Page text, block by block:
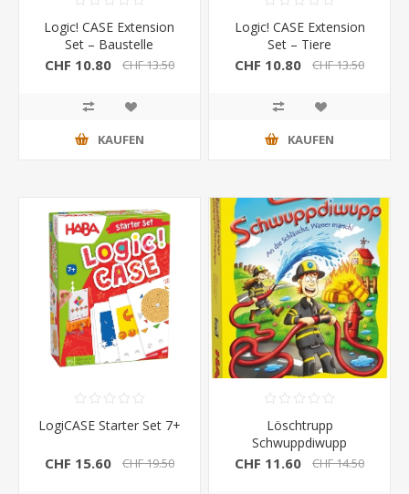
Logic! CASE Extension
Set – Baustelle
CHF 10.80 CHF 13.50
KAUFEN
Logic! CASE Extension
Set – Tiere
CHF 10.80 CHF 13.50
KAUFEN
LogiCASE Starter Set 7+
CHF 15.60 CHF 19.50
Löschtrupp
Schwuppdiwupp
CHF 11.60 CHF 14.50